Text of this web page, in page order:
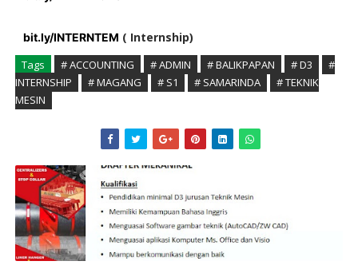
bit.ly/INTERNTEM ( Internship)
Tags # ACCOUNTING # ADMIN # BALIKPAPAN # D3
#
INTERNSHIP
# MAGANG # S1 # SAMARINDA
# TEKNIK
MESIN